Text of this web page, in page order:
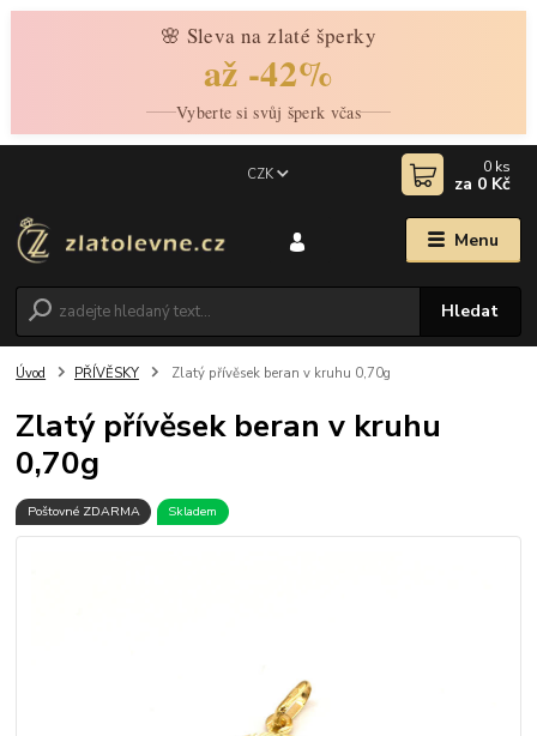
🌸 Sleva na zlaté šperky
až -42%
Vyberte si svůj šperk včas
Menu
CZK
Hledat
0 ks
za 0 Kč
Úvod PŘÍVĚSKY Zlatý přívěsek beran v kruhu 0,70g
Zlatý přívěsek beran v kruhu
0,70g
Poštovné ZDARMA Skladem